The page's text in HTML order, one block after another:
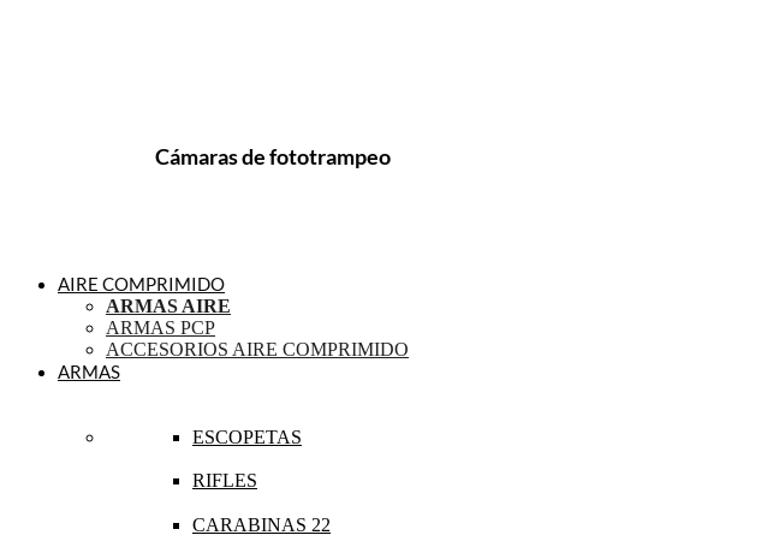
Cámaras de fototrampeo
AIRE COMPRIMIDO
ARMAS AIRE
ARMAS PCP
ACCESORIOS AIRE COMPRIMIDO
ARMAS
ESCOPETAS
RIFLES
CARABINAS 22